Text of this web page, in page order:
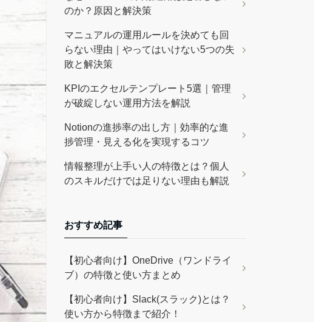
のか？原因と解決策
マニュアルの運用ルールを決めても回
らない理由｜やってはいけない5つの失
敗と解決策
KPIのエクセルテンプレート5選｜管理
が破綻しない運用方法を解説
Notionの進捗率の出し方｜効率的な進
捗管理・見える化を実現するコツ
情報整理が上手い人の特徴とは？個人
のスキルだけでは足りない理由も解説
おすすめ記事
【初心者向け】OneDrive（ワンドライ
ブ）の特徴と使い方まとめ
【初心者向け】Slack(スラック)とは？
使い方から特徴まで紹介！